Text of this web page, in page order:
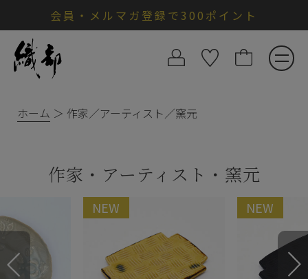
会員・メルマガ登録で300ポイント
ホーム 作家／アーティスト／窯元
作家・アーティスト・窯元